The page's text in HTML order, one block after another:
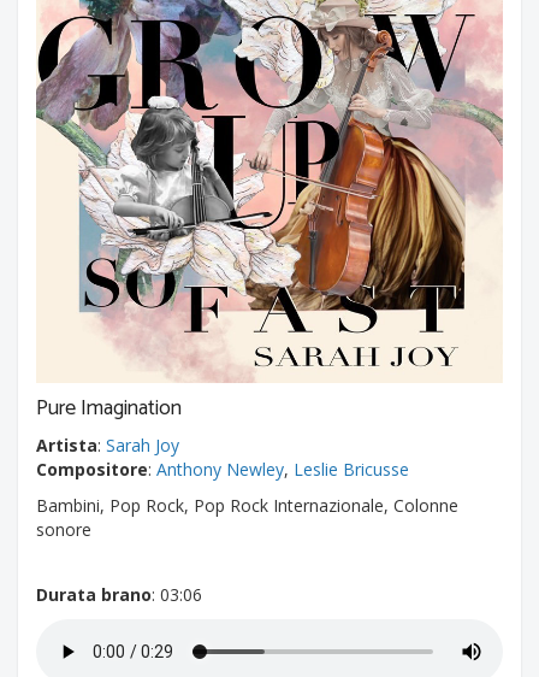
Pure Imagination
Artista: Sarah Joy
Compositore: Anthony Newley, Leslie Bricusse
Bambini, Pop Rock, Pop Rock Internazionale, Colonne
sonore
Durata brano: 03:06